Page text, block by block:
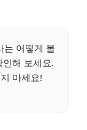
는 어떻게 볼
해 보세요.
마세요!